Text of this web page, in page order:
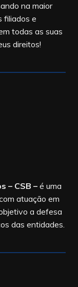
na maior
filiados e
todas as suas
direitos!
– CSB –é uma
atuação em
a defesa
das entidades.